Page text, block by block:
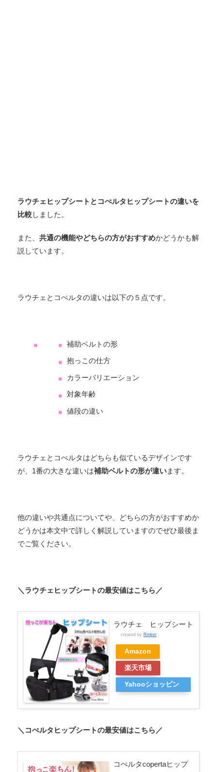
ラウチェヒップシートとコぺルタヒップシートの違いを
比較しました。
また、 共通の機能やどちらの方がおすすめかどうかも解
説しています。
ラウチェとコぺルタの違いは以下の５点です。
補助ベルトの形
抱っこの仕方
カラーバリエーション
対象年齢
値段の違い
ラウチェとコぺルタはどちらも似ているデザインです
が、1番の大きな違いは補助ベルトの形が違います。
他の違いや共通点についてや、どちらの方がおすすめか
どうかは本文中で詳しく解説していますのでぜひ最後ま
でご覧ください。
＼ラウチェヒップシートの最安値はこちら／
ラウチェ ヒップシート
created by Rinker
Amazon
楽天市場
Yahooショッピン
＼コぺルタヒップシートの最安値はこちら／
コぺルタcopertaヒップ